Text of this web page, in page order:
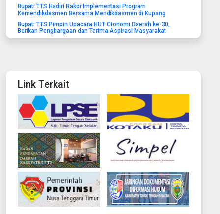
Bupati TTS Hadiri Rakor Implementasi Program
Kemendikdasmen Bersama Mendikdasmen di Kupang
Bupati TTS Pimpin Upacara HUT Otonomi Daerah ke-30,
Berikan Penghargaan dan Terima Aspirasi Masyarakat
Link Terkait